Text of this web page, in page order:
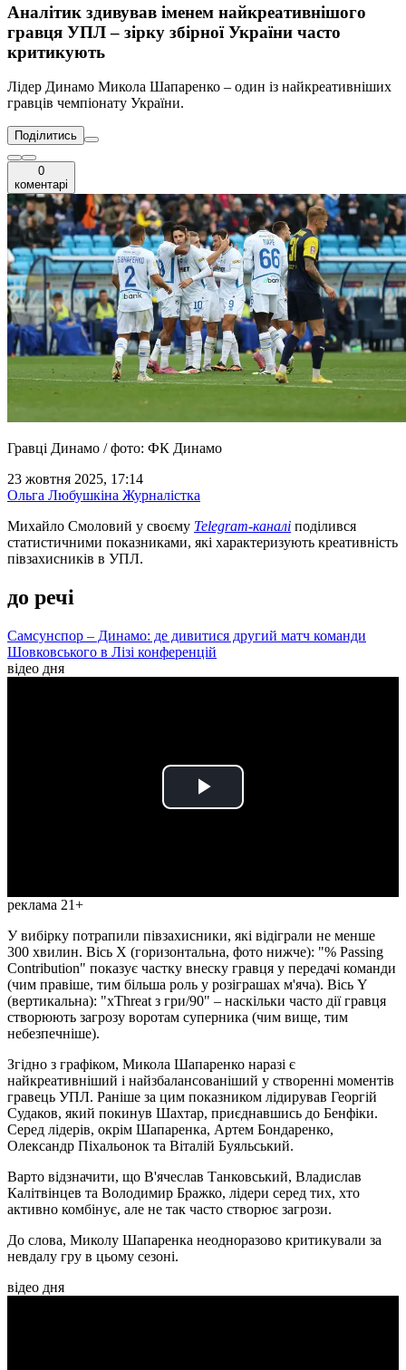
Аналітик здивував іменем найкреативнішого
гравця УПЛ – зірку збірної України часто
критикують
Лідер Динамо Микола Шапаренко – один із найкреативніших
гравців чемпіонату України.
Поділитись
0
коментарі
Гравці Динамо / фото: ФК Динамо
23 жовтня 2025, 17:14
Ольга Любушкіна Журналістка
Михайло Смоловий у своєму Telegram-каналі поділився
статистичними показниками, які характеризують креативність
півзахисників в УПЛ.
до речі
Самсунспор – Динамо: де дивитися другий матч команди
Шовковського в Лізі конференцій
відео дня
Play
реклама 21+
У вибірку потрапили півзахисники, які відіграли не менше
300 хвилин. Вісь X (горизонтальна, фото нижче): "% Passing
Contribution" показує частку внеску гравця у передачі команди
(чим правіше, тим більша роль у розіграшах м'яча). Вісь Y
(вертикальна): "xThreat з гри/90" – наскільки часто дії гравця
створюють загрозу воротам суперника (чим вище, тим
небезпечніше).
Згідно з графіком, Микола Шапаренко наразі є
найкреативніший і найзбалансованіший у створенні моментів
гравець УПЛ. Раніше за цим показником лідирував Георгій
Судаков, який покинув Шахтар, приєднавшись до Бенфіки.
Серед лідерів, окрім Шапаренка, Артем Бондаренко,
Олександр Піхальонок та Віталій Буяльський.
Варто відзначити, що В'ячеслав Танковський, Владислав
Калітвінцев та Володимир Бражко, лідери серед тих, хто
активно комбінує, але не так часто створює загрози.
До слова, Миколу Шапаренка неодноразово критикували за
невдалу гру в цьому сезоні.
відео дня